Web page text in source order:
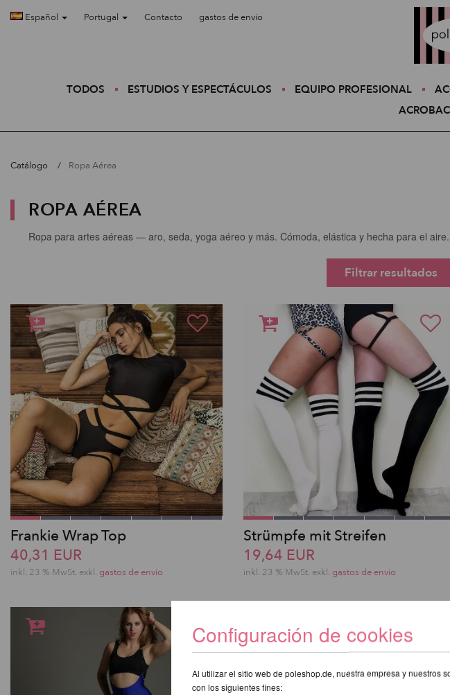
Español Portugal Contacto gastos de envio
TODOS ESTUDIOS Y ESPECTÁCULOS EQUIPO PROFESIONAL
Catálogo Ropa Aérea
ROPA AÉREA
Ropa para artes aéreas — aro, seda, yoga aéreo y más. Cómoda, elástica y hecha para el aire.
Filtrar resultados
Frankie Wrap Top
40,31 EUR
inkl. 23 % MwSt. exkl. gastos de envio
Strümpfe mit Streifen
19,64 EUR
inkl. 23 % MwSt. exkl. gastos de envio
Configuración de cookies
Al utilizar el sitio web de poleshop.de, nuestra empresa y nuestros
con los siguientes fines: